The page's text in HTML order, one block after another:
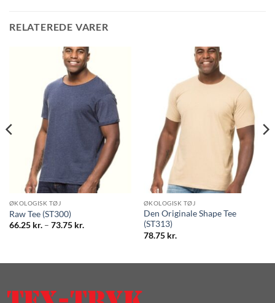
RELATEREDE VARER
ØKOLOGISK TØJ
Raw Tee (ST300)
66.25 kr. – 73.75 kr.
ØKOLOGISK TØJ
Den Originale Shape Tee
(ST313)
78.75 kr.